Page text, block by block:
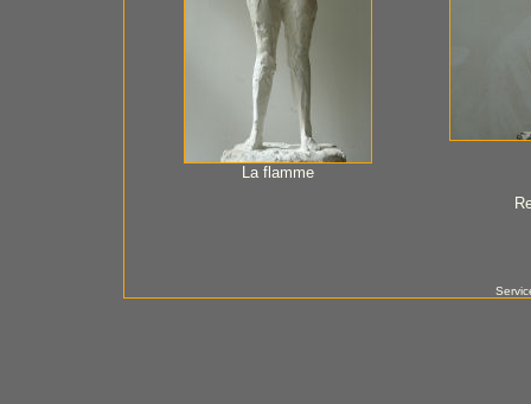
La flamme